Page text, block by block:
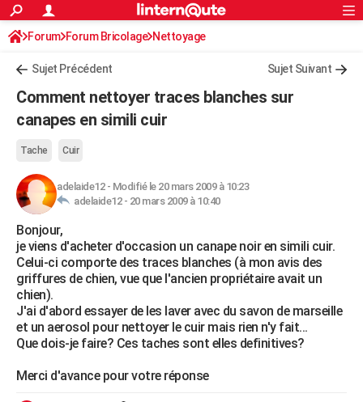
ACTUALITÉS
Politique
Société
Faits Divers
Education
Monde
Villes
+
FINANCE
Retraite
Impôts
Epargne
Immobilier
Risques naturels par ville
Banque
Assurance
Crédit
AUTO
Essais
Réserver un essai
Citadines
Berlines
SUV
Forum auto
HIGH-TECH
Mobiles
Meilleur smartphone
Internet
Ordinateurs
Jeux vidéo
Guide high-tech
BRICOLAGE
Forum
Aménagement intérieur
Extérieur
Cuisine
Salle de bains
Jardinage
Rangement
WEEK-END
Guides de France
Escapades
Patrimoine
Expositions
Musées
Week-end nature
+LIFESTYLE
Art de vivre
Bien-être
Loisirs
Mode
Modes de vie
SANTE
Alimentation
Guide de la santé
Maladies
Médicaments
Sommeil
VOYAGE
Destinations
City break
Voyage nature
Voyage de noces
Forum
Climat
+PHOTO
S'inscrire
Connexion
Forum Forum Bricolage Nettoyage
Sujet Précédent Sujet Suivant
Comment nettoyer traces blanches sur
canapes en simili cuir
Tache Cuir
adelaide12- Modifié le 20 mars 2009 à 10:23
adelaide12 - 20 mars 2009 à 10:40
Bonjour,
je viens d'acheter d'occasion un canape noir en simili cuir.
Celui-ci comporte des traces blanches (à mon avis des
griffures de chien, vue que l'ancien propriétaire avait un
chien).
J'ai d'abord essayer de les laver avec du savon de marseille
et un aerosol pour nettoyer le cuir mais rien n'y fait...
Que dois-je faire? Ces taches sont elles definitives?
Merci d'avance pour votre réponse